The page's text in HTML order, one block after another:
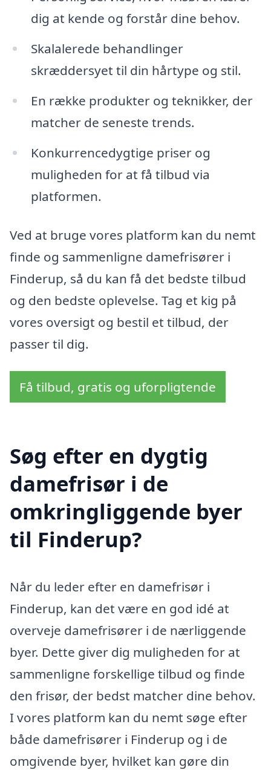
dig at kende og forstår dine behov.
Skalalerede behandlinger
skræddersyet til din hårtype og stil.
En række produkter og teknikker, der
matcher de seneste trends.
Konkurrencedygtige priser og
muligheden for at få tilbud via
platformen.
Ved at bruge vores platform kan du nemt
finde og sammenligne damefrisører i
Finderup, så du kan få det bedste tilbud
og den bedste oplevelse. Tag et kig på
vores oversigt og bestil et tilbud, der
passer til dig.
Få tilbud, gratis og uforpligtende
Søg efter en dygtig
damefrisør i de
omkringliggende byer
til Finderup?
Når du leder efter en damefrisør i
Finderup, kan det være en god idé at
overveje damefrisører i de nærliggende
byer. Dette giver dig muligheden for at
sammenligne forskellige tilbud og finde
den frisør, der bedst matcher dine behov.
I vores platform kan du nemt søge efter
både damefrisører i Finderup og i de
omgivende byer, hvilket kan gøre din